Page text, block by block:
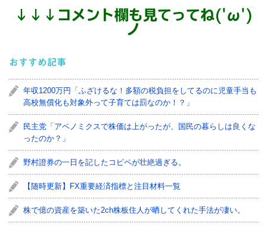
↓ ↓ ↓ コメント欄も見てってね('ω')
ノ
おすすめ記事
年収1200万円「ふざけるな！多額の税負担をしてるのに児童手当も
高校無償化も対象外って子育ては罰なのか！？」
民主党「アベノミクスで株価は上がったが、国民の暮らしは良くな
ったのか？」
野村證券の一日を記したコピペが壮絶過ぎる。
【随時更新】FX重要経済指標と注目材料一覧
株で億の資産を築いた2ch株板住人が晒してくれた手法が凄い。